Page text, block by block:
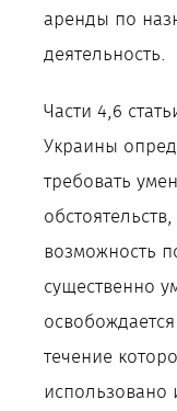
аренды по
деятельность.
Части 4,6
Украины
требовать
возможность
существенно
течение
использовано